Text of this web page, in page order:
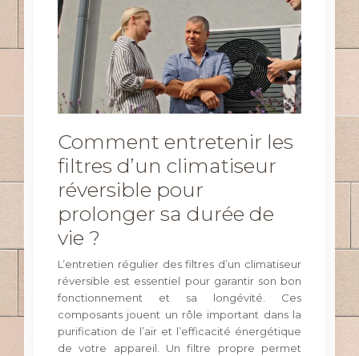
Comment entretenir les
filtres d’un climatiseur
réversible pour
prolonger sa durée de
vie ?
L’entretien régulier des filtres d’un climatiseur
réversible est essentiel pour garantir son bon
fonctionnement et sa longévité. Ces
composants jouent un rôle important dans la
purification de l’air et l’efficacité énergétique
de votre appareil. Un filtre propre permet